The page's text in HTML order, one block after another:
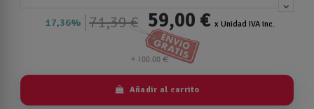
17,36% 71,39 € 59,00 € x Unidad IVA inc.
Añadir al carrito